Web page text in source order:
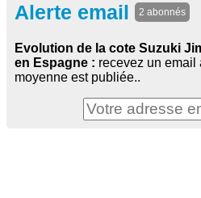
Alerte email 2 abonnés
Evolution de la cote Suzuki
en Espagne : recevez un email
moyenne est publiée..